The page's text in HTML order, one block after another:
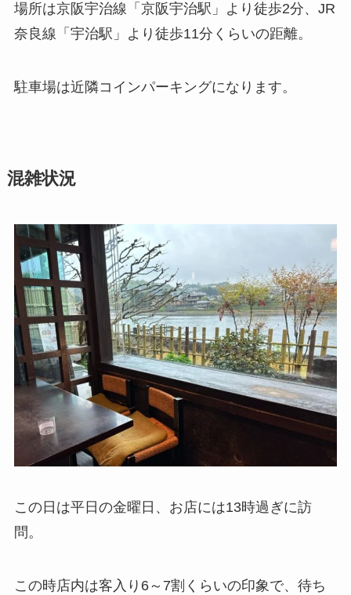
場所は京阪宇治線「京阪宇治駅」より徒歩2分、JR
奈良線「宇治駅」より徒歩11分くらいの距離。
駐車場は近隣コインパーキングになります。
混雑状況
この日は平日の金曜日、お店には13時過ぎに訪
問。
この時店内は客入り6～7割くらいの印象で、待ち